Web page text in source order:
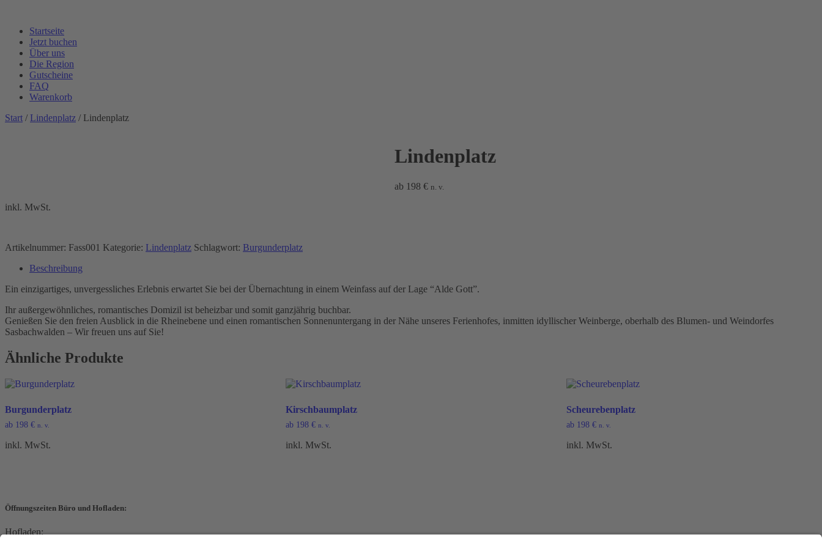
Startseite
Jetzt buchen
Über uns
Die Region
Gutscheine
FAQ
Warenkorb
Start / Lindenplatz / Lindenplatz
Lindenplatz
ab 198€ n. v.
inkl. MwSt.
Artikelnummer: Fass001 Kategorie: Lindenplatz Schlagwort: Burgunderplatz
Beschreibung
Ein einzigartiges, unvergessliches Erlebnis erwartet Sie bei der Übernachtung in einem Weinfass auf der Lage “Alde Gott”.
Ihr außergewöhnliches, romantisches Domizil ist beheizbar und somit ganzjährig buchbar.
Genießen Sie den freien Ausblick in die Rheinebene und einen romantischen Sonnenuntergang in der Nähe unseres Ferienhofes, inmitten idyllischer Weinberge, oberhalb des Blumen- und Weindorfes
Sasbachwalden – Wir freuen uns auf Sie!
Ähnliche Produkte
Burgunderplatz
ab 198 € n. v.
inkl. MwSt.
Kirschbaumplatz
ab 198 € n. v.
inkl. MwSt.
Scheurebenplatz
ab 198 € n. v.
inkl. MwSt.
Öffnungszeiten Büro und Hofladen:
Hofladen: